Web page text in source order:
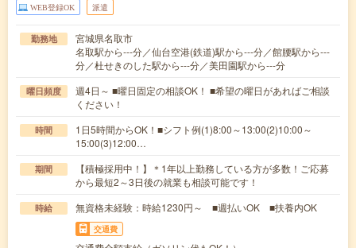
WEB登録OK 派遣
勤務地
宮城県名取市
名取駅から---分／仙台空港(鉄道)駅から---分／館腰駅から---
分／杜せきのした駅から---分／美田園駅から---分
曜日頻度
週4日～ ■曜日固定の相談OK！ ■希望の曜日があればご相談
ください！
時間
1日5時間からOK！■シフト例(1)8:00～13:00(2)10:00～
15:00(3)12:00…
期間
【積極採用中！】＊1年以上勤務している方が多数！ご応募
から最短2～3日後の就業も相談可能です！
時給 無資格未経験：時給1230円～ ■週払いOK ■扶養内OK
交通費